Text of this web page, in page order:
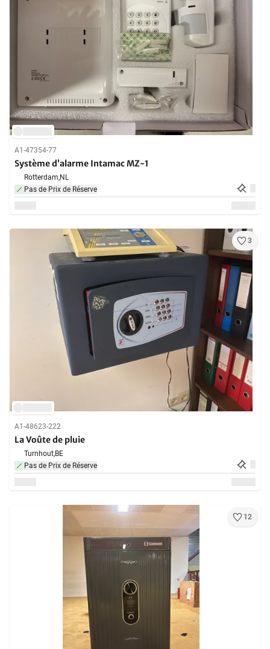
A1-47354-77
Système d’alarme Intamac MZ-1
Rotterdam,NL
Pas de Prix de Réserve
3
A1-48623-222
La Voûte de pluie
Turnhout,BE
Pas de Prix de Réserve
12